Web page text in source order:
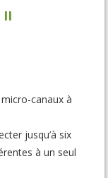
II
canaux à
jusqu’à six
à un seul